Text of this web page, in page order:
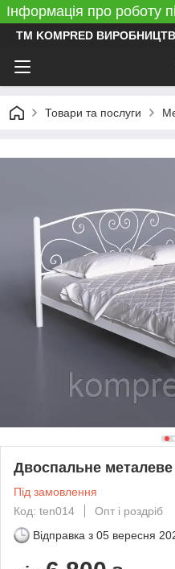
Інформація про роботу
ТМ KOMPRED
Товари та послуги
Двоспальне металеве
Під замовлення
Код: ten014
Опт і роздріб
Відправка з 05 вересня